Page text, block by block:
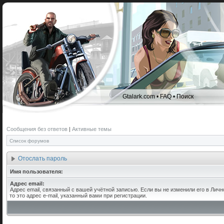
Gtalark.com •FAQ•Поиск
Сообщения без ответов | Активные темы
Список форумов
Отослать пароль
Имя пользователя:
Адрес email:
Адрес email, связанный с вашей учётной записью. Если вы не изменили его в
то это адрес e-mail, указанный вами при регистрации.